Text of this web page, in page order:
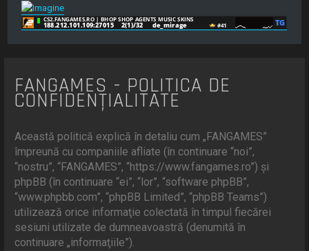
FANGAMES - POLITICA DE
CONFIDENŢIALITATE
Această politică explică în detaliu cum „FANGAMES”
împreună cu companiile afliate (în continuare “noi”,
“nostru”, “FANGAMES”, “https://www.fangames.ro”) şi
phpBB (în continuare “ei”, “lor”, “software phpBB”,
“www.phpbb.com”, “phpBB Limited”, “phpBB Teams”)
utilizează orice informaţie colectată în timpul fiecărei
sesiuni utilizate de dumneavoastră (denumită în
continuare „informaţiile”).